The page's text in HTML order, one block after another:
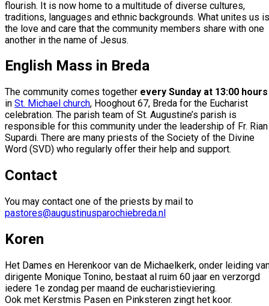
flourish. It is now home to a multitude of diverse cultures,
traditions, languages and ethnic backgrounds. What unites us is
the love and care that the community members share with one
another in the name of Jesus.
English Mass in Breda
The community comes together every Sunday at 13:00 hours
in St. Michael church, Hooghout 67, Breda for the Eucharist
celebration. The parish team of St. Augustine’s parish is
responsible for this community under the leadership of Fr. Rian
Supardi. There are many priests of the Society of the Divine
Word (SVD) who regularly offer their help and support.
Contact
You may contact one of the priests by mail to
pastores@augustinusparochiebreda.nl
Koren
Het Dames en Herenkoor van de Michaelkerk, onder leiding
dirigente Monique Tonino, bestaat al ruim 60 jaar en verzorgd
iedere 1e zondag per maand de eucharistieviering.
Ook met Kerstmis Pasen en Pinksteren zingt het koor.